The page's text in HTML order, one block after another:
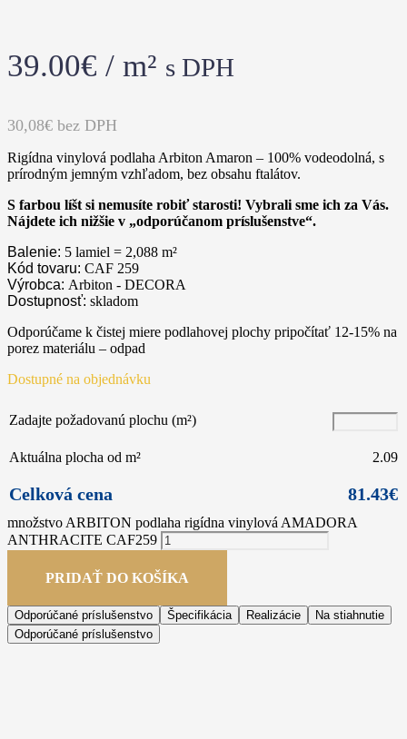
39.00€ / m² s DPH
30,08€ bez DPH
Rigídna vinylová podlaha Arbiton Amaron – 100% vodeodolná, s
prírodným jemným vzhľadom, bez obsahu ftalátov.
S farbou líšt si nemusíte robiť starosti! Vybrali sme ich za Vás.
Nájdete ich nižšie v „odporúčanom príslušenstve“.
Balenie: 5 lamiel = 2,088 m²
Kód tovaru: CAF 259
Výrobca: Arbiton - DECORA
Dostupnosť: skladom
Odporúčame k čistej miere podlahovej plochy pripočítať 12-15% na
porez materiálu – odpad
Dostupné na objednávku
Zadajte požadovanú plochu (m²)
Aktuálna plocha od m² 2.09
Celková cena 81.43€
množstvo ARBITON podlaha rigídna vinylová AMADORA
ANTHRACITE CAF259
PRIDAŤ DO KOŠÍKA
Odporúčané príslušenstvo Špecifikácia Realizácie
Na stiahnutie
Odporúčané príslušenstvo